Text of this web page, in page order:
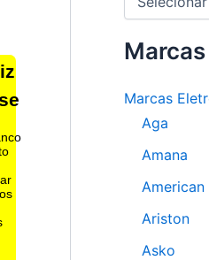
e
g
r
Marcas
Marcas
Aga
Amana
American
Ariston
Asko